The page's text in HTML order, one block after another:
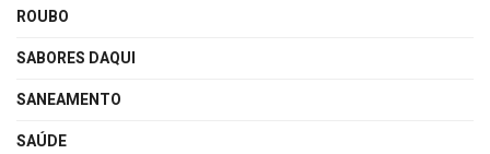
ROUBO
SABORES DAQUI
SANEAMENTO
SAÚDE